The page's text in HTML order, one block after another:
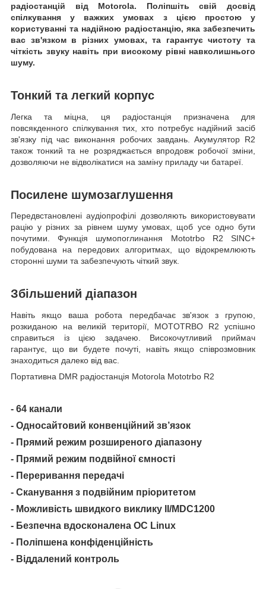
радіостанцій від Motorola. Поліпшіть свій досвід
спілкування у важких умовах з цією простою у
користуванні та надійною радіостанцію, яка забезпечить
вас зв'язком в різних умовах, та гарантує чистоту та
чіткість звуку навіть при високому рівні навколишнього
шуму.
Тонкий та легкий корпус
Легка та міцна, ця радіостанція призначена для
повсякденного спілкування тих, хто потребує надійний засіб
зв'язку під час виконання робочих завдань. Акумулятор R2
також тонкий та не розряджається впродовж робочої зміни,
дозволяючи не відволікатися на заміну приладу чи батареї.
Посилене шумозаглушення
Передвстановлені аудіопрофілі дозволяють використовувати
рацію у різних за рівнем шуму умовах, щоб усе одно бути
почутими. Функція шумопоглинання Mototrbo R2 SINC+
побудована на передових алгоритмах, що відокремлюють
сторонні шуми та забезпечують чіткий звук.
Збільшений діапазон
Навіть якщо ваша робота передбачає зв'язок з групою,
розкиданою на великій території, MOTOTRBO R2 успішно
справиться із цією задачею. Високочутливий приймач
гарантує, що ви будете почуті, навіть якщо співрозмовник
знаходиться далеко від вас.
Портативна DMR радіостанція Motorola Mototrbo R2
- 64 канали
- Односайтовий конвенційний зв’язок
- Прямий режим розширеного діапазону
- Прямий режим подвійної ємності
- Переривання передачі
- Сканування з подвійним пріоритетом
- Можливість швидкого виклику II/MDC1200
- Безпечна вдосконалена ОС Linux
- Поліпшена конфіденційність
- Віддалений контроль